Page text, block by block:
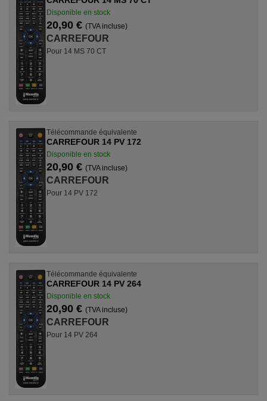
Disponible en stock
20,90 € (TVA incluse)
CARREFOUR
Pour 14 MS 70 CT
Télécommande équivalente
CARREFOUR 14 PV 172
Disponible en stock
20,90 € (TVA incluse)
CARREFOUR
Pour 14 PV 172
Télécommande équivalente
CARREFOUR 14 PV 264
Disponible en stock
20,90 € (TVA incluse)
CARREFOUR
Pour 14 PV 264